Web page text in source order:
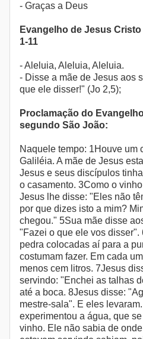
- Graças a Deus
Evangelho de Jesus
1-11
- Aleluia, Aleluia, Aleluia.
- Disse a mãe de Jesus aos
que ele disser!" (Jo 2,5);
Proclamação do
segundo São João:
Naquele tempo: 1Houve um
Galiléia. A mãe de Jesus
Jesus e seus discípulos
o casamento. 3Como o
Jesus lhe disse: "Eles não
por que dizes isto a mim?
chegou." 5Sua mãe disse
"Fazei o que ele vos
pedra colocadas aí para a
costumam fazer. Em cada
menos cem litros. 7Jesus
servindo: "Enchei as talhas
até a boca. 8Jesus disse:
mestre-sala". E eles
experimentou a água, que
vinho. Ele não sabia de